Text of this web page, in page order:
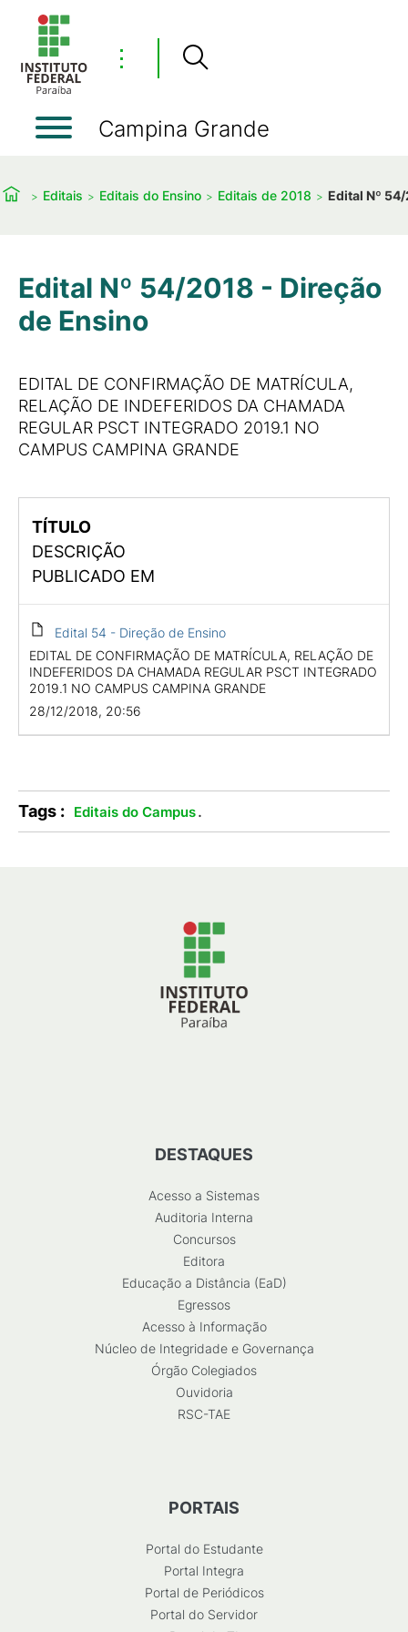
⋮
Campina Grande
Editais Editais do Ensino Editais de 2018 Edital Nº
Edital Nº 54/2018 - Direção
de Ensino
EDITAL DE CONFIRMAÇÃO DE MATRÍCULA,
RELAÇÃO DE INDEFERIDOS DA CHAMADA
REGULAR PSCT INTEGRADO 2019.1 NO
CAMPUS CAMPINA GRANDE
TÍTULO
DESCRIÇÃO
PUBLICADO EM
Edital 54 - Direção de Ensino
EDITAL DE CONFIRMAÇÃO DE MATRÍCULA, RELAÇÃO DE
INDEFERIDOS DA CHAMADA REGULAR PSCT INTEGRADO
2019.1 NO CAMPUS CAMPINA GRANDE
28/12/2018, 20:56
Tags : Editais do Campus.
DESTAQUES
Acesso a Sistemas
Auditoria Interna
Concursos
Editora
Educação a Distância (EaD)
Egressos
Acesso à Informação
Núcleo de Integridade e Governança
Órgão Colegiados
Ouvidoria
RSC-TAE
PORTAIS
Portal do Estudante
Portal Integra
Portal de Periódicos
Portal do Servidor